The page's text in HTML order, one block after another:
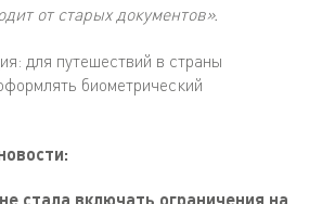
от старых документов».
для путешествий в страны
биометрический
стала включать ограничения на